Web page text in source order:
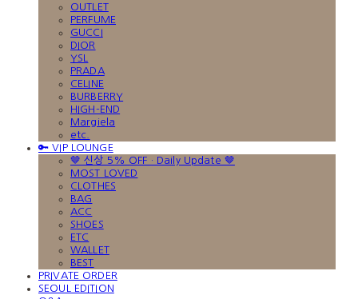
OUTLET
PERFUME
GUCCI
DIOR
YSL
PRADA
CELINE
BURBERRY
HIGH-END
Margiela
etc.
🔑 VIP LOUNGE
🤎 신상 5% OFF · Daily Update 🤎
MOST LOVED
CLOTHES
BAG
ACC
SHOES
ETC
WALLET
BEST
PRIVATE ORDER
SEOUL EDITION